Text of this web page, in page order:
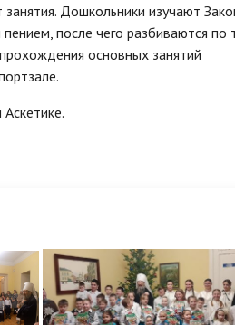
Дошкольники изучают
после чего разбиваются по
основных занятий